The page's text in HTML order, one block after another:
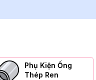
Phụ Kiện Ống
Thép Ren